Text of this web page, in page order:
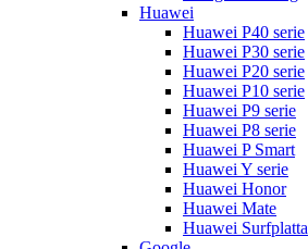
Huawei
Huawei P40 serie
Huawei P30 serie
Huawei P20 serie
Huawei P10 serie
Huawei P9 serie
Huawei P8 serie
Huawei P Smart
Huawei Y serie
Huawei Honor
Huawei Mate
Huawei Surfplatta